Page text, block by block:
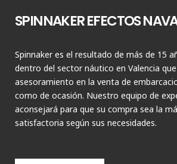
SPINNAKER EFECTOS
Spinnaker es el resultado de más de 15
dentro del sector náutico en Valencia
asesoramiento en la venta de
como de ocasión. Nuestro equipo de
aconsejará para que su compra sea la
satisfactoria según sus necesidades.